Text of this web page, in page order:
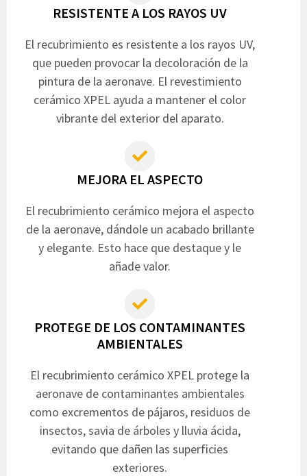
RESISTENTE A LOS RAYOS UV
El recubrimiento es resistente a los rayos UV,
que pueden provocar la decoloración de la
pintura de la aeronave. El revestimiento
cerámico XPEL ayuda a mantener el color
vibrante del exterior del aparato.
MEJORA EL ASPECTO
El recubrimiento cerámico mejora el aspecto
de la aeronave, dándole un acabado brillante
y elegante. Esto hace que destaque y le
añade valor.
PROTEGE DE LOS CONTAMINANTES
AMBIENTALES
El recubrimiento cerámico XPEL protege la
aeronave de contaminantes ambientales
como excrementos de pájaros, residuos de
insectos, savia de árboles y lluvia ácida,
evitando que dañen las superficies
exteriores.